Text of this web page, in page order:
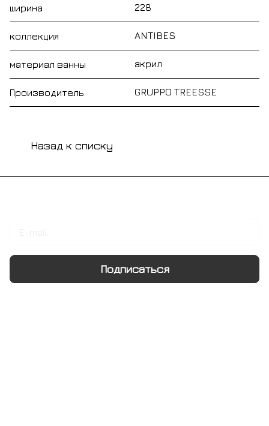
ширина 228
коллекция ANTIBES
материал ванны акрил
Производитель GRUPPO TREESSE
Назад к списку
Подписаться